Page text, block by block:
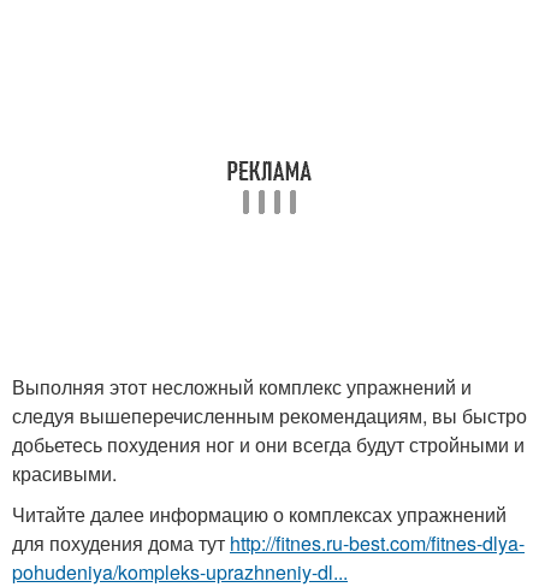
Выполняя этот несложный комплекс упражнений и
следуя вышеперечисленным рекомендациям, вы быстро
добьетесь похудения ног и они всегда будут стройными и
красивыми.
Читайте далее информацию о комплексах упражнений
для похудения дома тут http://fitnes.ru-best.com/fitnes-dlya-
pohudeniya/kompleks-uprazhneniy-dl...